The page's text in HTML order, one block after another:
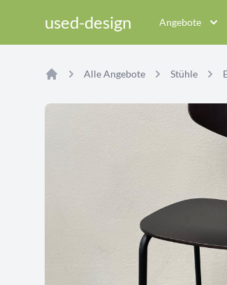
used-design Angebote
Alle Angebote Stühle